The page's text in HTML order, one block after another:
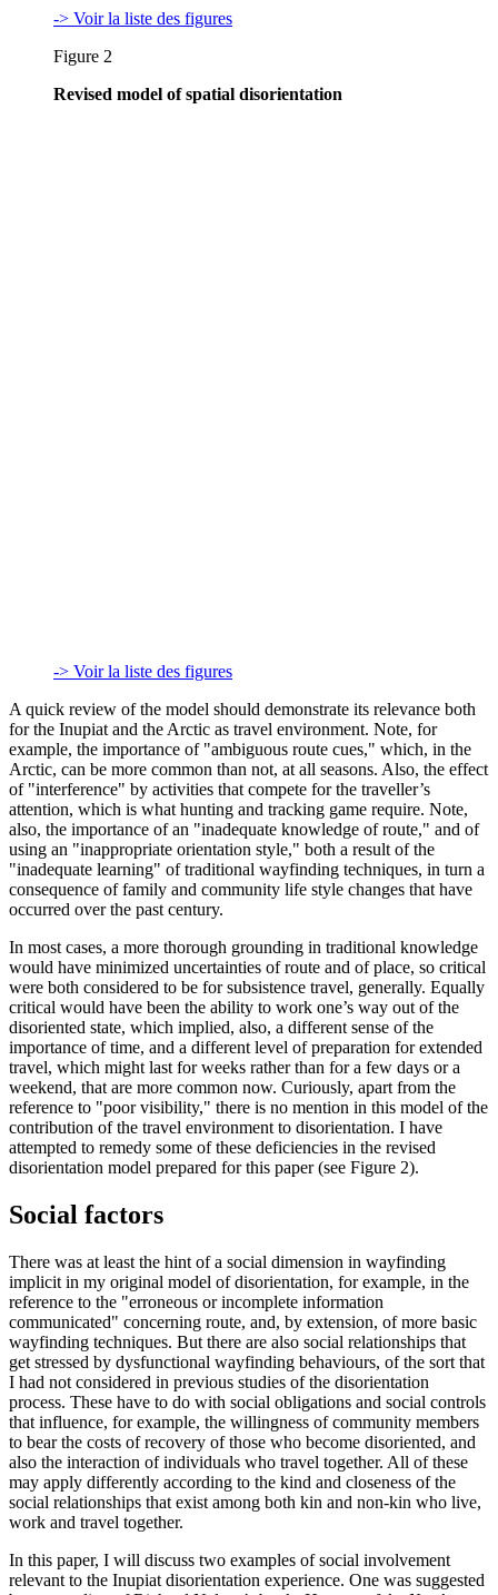
-> Voir la liste des figures
Figure 2
Revised model of spatial disorientation
-> Voir la liste des figures
A quick review of the model should demonstrate its relevance both
for the Inupiat and the Arctic as travel environment. Note, for
example, the importance of "ambiguous route cues," which, in the
Arctic, can be more common than not, at all seasons. Also, the effect
of "interference" by activities that compete for the traveller’s
attention, which is what hunting and tracking game require. Note,
also, the importance of an "inadequate knowledge of route," and of
using an "inappropriate orientation style," both a result of the
"inadequate learning" of traditional wayfinding techniques, in turn a
consequence of family and community life style changes that have
occurred over the past century.
In most cases, a more thorough grounding in traditional knowledge
would have minimized uncertainties of route and of place, so critical
were both considered to be for subsistence travel, generally. Equally
critical would have been the ability to work one’s way out of the
disoriented state, which implied, also, a different sense of the
importance of time, and a different level of preparation for extended
travel, which might last for weeks rather than for a few days or a
weekend, that are more common now. Curiously, apart from the
reference to "poor visibility," there is no mention in this model of the
contribution of the travel environment to disorientation. I have
attempted to remedy some of these deficiencies in the revised
disorientation model prepared for this paper (see Figure 2).
Social factors
There was at least the hint of a social dimension in wayfinding
implicit in my original model of disorientation, for example, in the
reference to the "erroneous or incomplete information
communicated" concerning route, and, by extension, of more basic
wayfinding techniques. But there are also social relationships that
get stressed by dysfunctional wayfinding behaviours, of the sort that
I had not considered in previous studies of the disorientation
process. These have to do with social obligations and social controls
that influence, for example, the willingness of community members
to bear the costs of recovery of those who become disoriented, and
also the interaction of individuals who travel together. All of these
may apply differently according to the kind and closeness of the
social relationships that exist among both kin and non-kin who live,
work and travel together.
In this paper, I will discuss two examples of social involvement
relevant to the Inupiat disorientation experience. One was suggested